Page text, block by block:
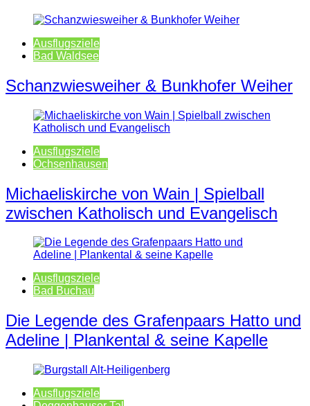
Ausflugsziele
Bad Waldsee
Schanzwiesweiher & Bunkhofer Weiher
Ausflugsziele
Ochsenhausen
Michaeliskirche von Wain | Spielball
zwischen Katholisch und Evangelisch
Ausflugsziele
Bad Buchau
Die Legende des Grafenpaars Hatto und
Adeline | Plankental & seine Kapelle
Ausflugsziele